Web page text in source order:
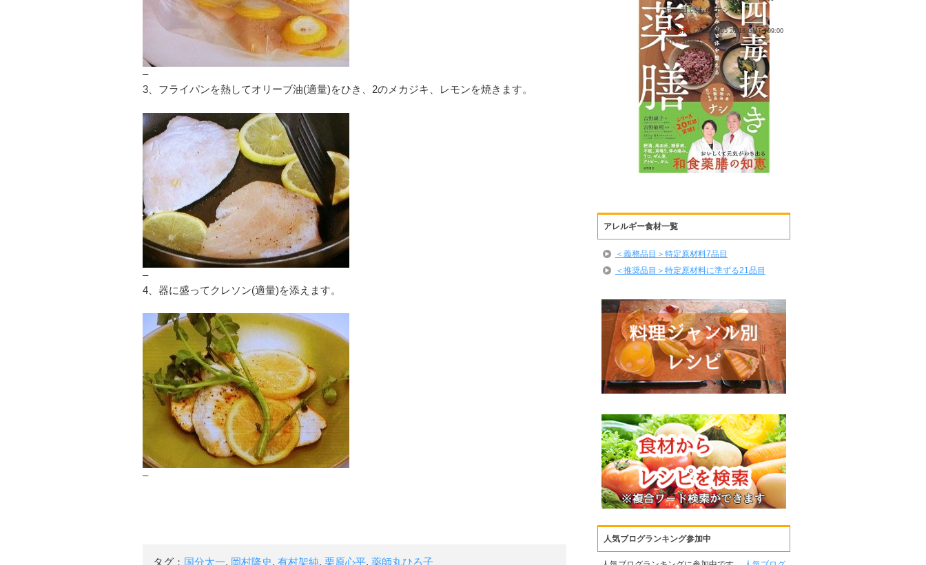
–
3、フライパンを熱してオリーブ油(適量)をひき、2のメカジキ、レモンを焼きます。
–
4、器に盛ってクレソン(適量)を添えます。
–
タグ： 国分太一, 岡村隆史, 有村架純, 栗原心平, 薬師丸ひろ子
品・甘いものナシ
￥1,870 (2026/08/05 20:18 GMT +09:00
時点 -詳細はこちら)
アレルギー食材一覧
＜義務品目＞特定原材料7品目
＜推奨品目＞特定原材料に準ずる21品目
人気ブログランキング参加中